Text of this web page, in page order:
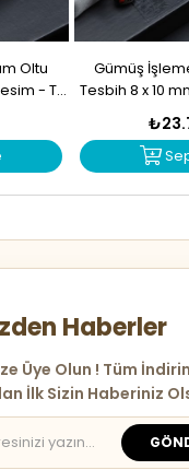
Oltu
- T-
Gümüş
Tesbih 8 x 10
T-
Haberler
Üye Olun ! Tüm
İlk Sizin Haberiniz